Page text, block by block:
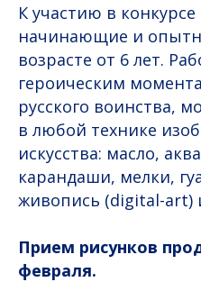
К участию в
начинающие и
возрасте от 6 лет.
героическим
русского воинства,
в любой технике
искусства: масло,
карандаши, мелки,
живопись (digital-art)
Прием рисунков
февраля.